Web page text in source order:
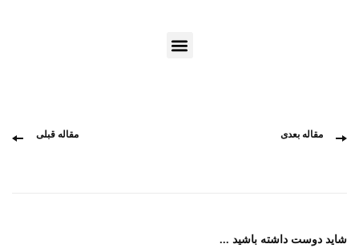
مقاله قبلی مقاله بعدی
شاید دوست داشته باشید ...